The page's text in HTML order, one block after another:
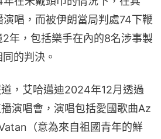
唱，而被伊朗當局判處74下鞭
年，包括樂手在內的8名涉事製
的判決。
，艾哈邁迪2024年12月透過
演唱會，演唱包括愛國歌曲Az
（意為來自祖國青年的鮮